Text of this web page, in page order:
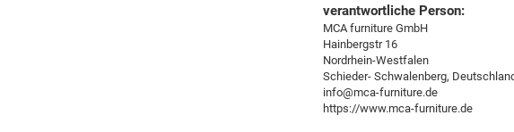
verantwortliche Person:
MCA furniture GmbH
Hainbergstr 16
Nordrhein-Westfalen
Schieder- Schwalenberg,
info@mca-furniture.de
https://www.mca-furniture.de